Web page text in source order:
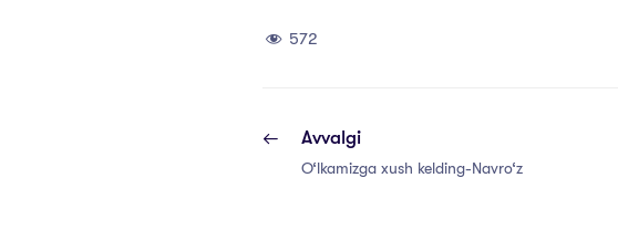
572
Avvalgi
O‘lkamizga xush kelding-Navro‘z